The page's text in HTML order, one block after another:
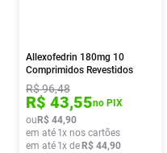
Allexofedrin 180mg 10
Comprimidos Revestidos
R$96,48
R$ 43,55no PIX
ou R$ 44,90
em até 1x nos cartões
em até 1x de R$ 44,90